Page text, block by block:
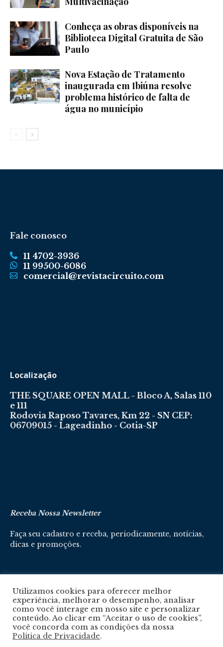
Conheça as obras disponíveis na
Biblioteca Digital Gratuita de São
Paulo
Nova Estação de Tratamento
inaugurada em Ibiúna resolve
problema histórico de falta de
água no município
Fale conosco
11 4702-3936
11 99500-6086
comercial@revistacircuito.com
Localização
THE SQUARE OPEN MALL - Bloco A, Salas 110
e 111
Rodovia Raposo Tavares, Km 22 - SN CEP:
06709015 - Lageadinho - Cotia-SP
Receba Nossa Newsletter
Faça seu cadastro e receba, periodicamente, notícias,
dicas e promoções.
Cadastre-se aqui
Política De Privacidade
Utilizamos cookies para oferecer melhor
experiência, melhorar o desempenho, analisar
como você interage em nosso site e personalizar
conteúdo. Ao clicar em “Aceitar o uso de cookies”,
você concorda com as condições da nossa
Politica de Privacidade.